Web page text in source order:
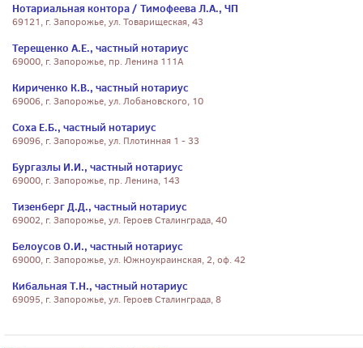
Нотариальная контора / Тимофеева Л.А., ЧП
69121, г. Запорожье, ул. Товарищеская, 43
Терещенко А.Е., частный нотариус
69000, г. Запорожье, пр. Ленина 111А
Кириченко К.В., частный нотариус
69006, г. Запорожье, ул. Лобановского, 10
Соха Е.Б., частный нотариус
69096, г. Запорожье, ул. Плотинная 1 - 33
Бургазлы И.И., частный нотариус
69000, г. Запорожье, пр. Ленина, 143
Тизенберг Д.Д., частный нотариус
69002, г. Запорожье, ул. Героев Сталинграда, 40
Белоусов О.И., частный нотариус
69000, г. Запорожье, ул. Южноукраинская, 2, оф. 42
Кибальная Т.Н., частный нотариус
69095, г. Запорожье, ул. Героев Сталинграда, 8